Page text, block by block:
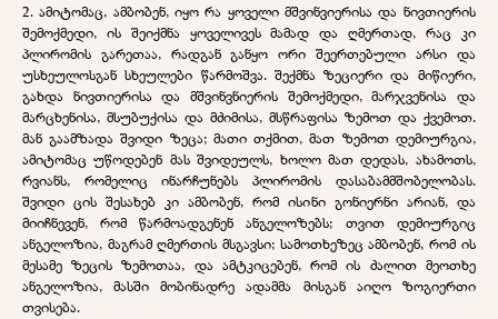
2. ამიტომაც, ამბობენ, იყო რა ყოველი მშვინვიერისა და ნივთიერის
შემოქმედი, ის შეიქმნა ყოველივეს მამად და ღმერთად, რაც კი
პლირომის გარეთაა, რადგან განყო ორი შეერთებული არსი და
უსხეულოსგან სხეულები წარმოშვა. შექმნა ზეციერი და მიწიერი,
გახდა ნივთიერისა და მშვინვნიერის შემოქმედი, მარჯვენისა და
მარცხენისა, მსუბუქისა და მძიმისა, მსწრაფისა ზემოთ და ქვემოთ.
მან გაამზადა შვიდი ზეცა; მათი თქმით, მათ ზემოთ დემიურგია,
ამიტომაც უწოდებენ მას შვიდეულს, ხოლო მათ დედას, ახამოთს,
რვიანს, რომელიც ინარჩუნებს პლირომის დასაბამმშობელობას.
შვიდი ცის შესახებ კი ამბობენ, რომ ისინი გონიერნი არიან, და
მიიჩნევენ, რომ წარმოადგენენ ანგელოზებს; თვით დემიურგიც
ანგელოზია, მაგრამ ღმერთის მსგავსი; სამოთხეზეც ამბობენ, რომ ის
მესამე ზეცის ზემოთაა, და ამტკიცებენ, რომ ის ძალით მეოთხე
ანგელოზია, მასში მობინადრე ადამმა მისგან აიღო ზოგიერთი
თვისება.